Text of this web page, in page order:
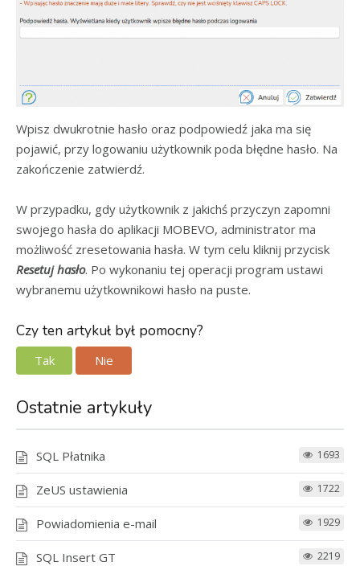
Wpisz dwukrotnie hasło oraz podpowiedź jaka ma się
pojawić, przy logowaniu użytkownik poda błędne hasło. Na
zakończenie zatwierdź.
W przypadku, gdy użytkownik z jakichś przyczyn zapomni
swojego hasła do aplikacji MOBEVO, administrator ma
możliwość zresetowania hasła. W tym celu kliknij przycisk
Resetuj hasło. Po wykonaniu tej operacji program ustawi
wybranemu użytkownikowi hasło na puste.
Czy ten artykuł był pomocny?
Tak Nie
Ostatnie artykuły
SQL Płatnika 1693
ZeUS ustawienia 1722
Powiadomienia e-mail 1929
SQL Insert GT 2219